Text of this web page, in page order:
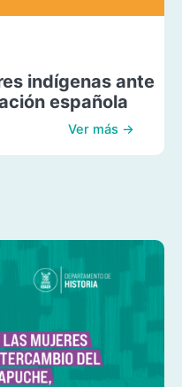
indígenas ante
española
Ver más →